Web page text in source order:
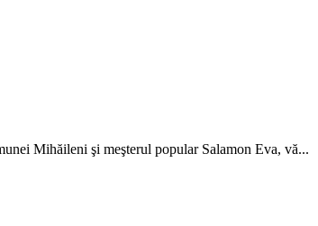
Mihăileni şi meşterul popular Salamon Eva, vă...